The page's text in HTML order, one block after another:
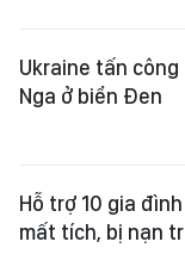
Ukraine tấn
Nga ở biển Đen
Hỗ trợ 10 gia
mất tích, bị nạn